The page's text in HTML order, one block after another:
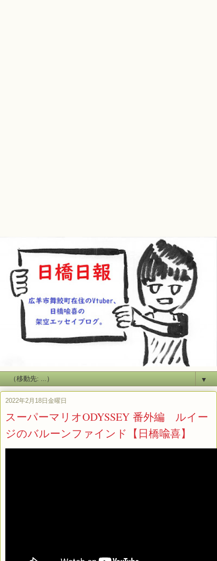
▼
2022年2月18日金曜日
スーパーマリオODYSSEY 番外編 ルイー
ジのバルーンファインド【日橋喩喜】